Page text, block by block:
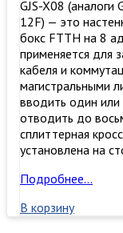
GJS-X08
12F) — это
бокс FTTH на 8
применяется для
кабеля и
магистральными
вводить один или
отводить до
сплиттерная
установлена на
Оптическая
муфта
Подробнее…
В корзину